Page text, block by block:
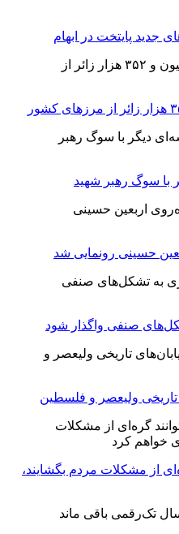
جدید پایتخت در ابهام
حسینی رونمایی شد
صنفی واگذار شود
تاریخی ولیعصر و فلسطین
از مشکلات مردم بگشایند،